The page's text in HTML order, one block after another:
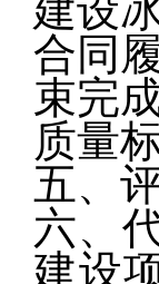
建设
合同
束完
质量
五、
六、
建设